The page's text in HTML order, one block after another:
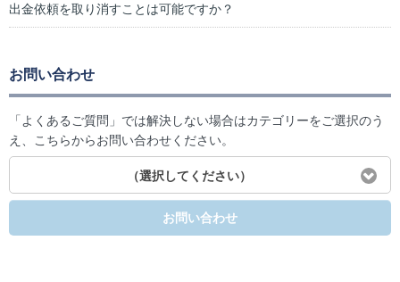
出金依頼を取り消すことは可能ですか？
お問い合わせ
「よくあるご質問」では解決しない場合はカテゴリーをご選択のう
え、こちらからお問い合わせください。
（選択してください）
お問い合わせ